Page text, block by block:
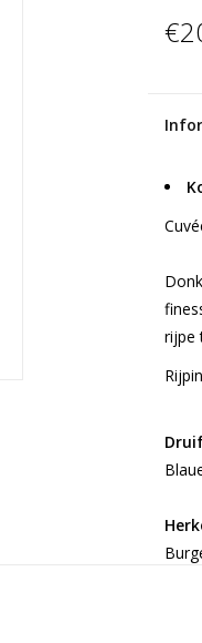
rijpe